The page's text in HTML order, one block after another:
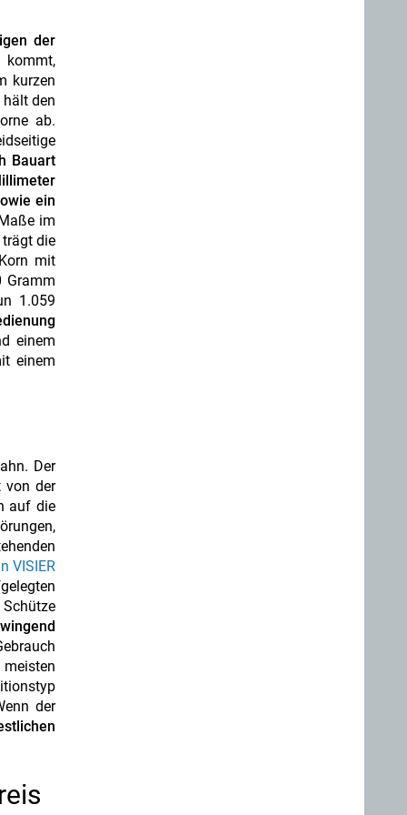
der
kurzen
den
ab.
Bauart
ein
im
die
mit
Gramm
1.059
einem
einem
Der
von der
auf die
VISIER
der